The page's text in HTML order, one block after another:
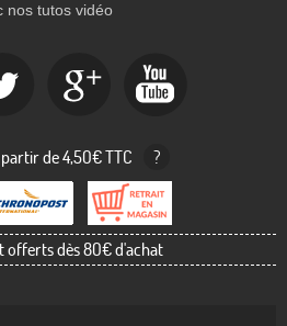
nos tutos vidéo
de 4,50€ TTC ?
offerts dès 80€ d'achat